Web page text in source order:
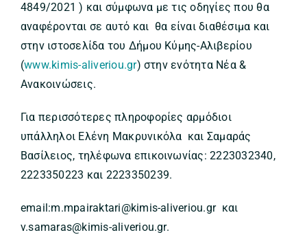
4849/2021 ) και σύμφωνα με τις οδηγίες που θα
αναφέρονται σε αυτό και θα είναι διαθέσιμα και
στην ιστοσελίδα του Δήμου Κύμης-Αλιβερίου
(www.kimis-aliveriou.gr) στην ενότητα Νέα &
Ανακοινώσεις.
Για περισσότερες πληροφορίες αρμόδιοι
υπάλληλοι Ελένη Μακρυνικόλα και Σαμαράς
Βασίλειος, τηλέφωνα επικοινωνίας: 2223032340,
2223350223 και 2223350239.
email:m.mpairaktari@kimis-aliveriou.gr και
v.samaras@kimis-aliveriou.gr.